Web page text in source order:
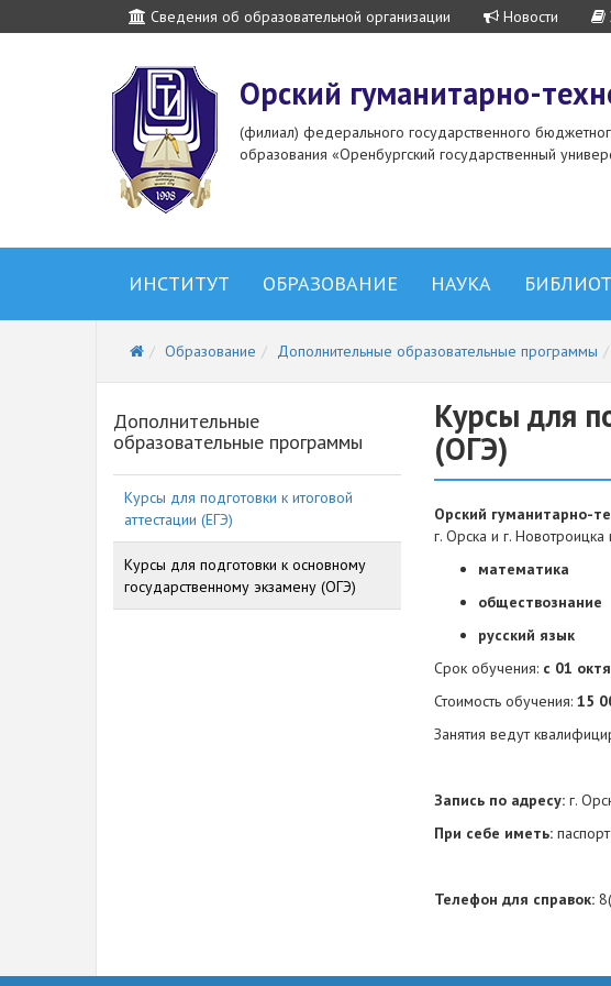
Сведения об образовательной организации Новости
Орский гуманитарно-
(филиал) федерального государственного
образования «Оренбургский государственный
ИНСТИТУТ ОБРАЗОВАНИЕ НАУКА
Образование Дополнительные образовательные программы
Дополнительные
образовательные программы
Курсы для подготовки к итоговой
аттестации (ЕГЭ)
Курсы для подготовки к основному
государственному экзамену (ОГЭ)
Курсы для
(ОГЭ)
Орский гуманитарно-
г. Орска и г.
математика
обществознание
русский язык
Срок обучения: с 01
Стоимость обучения: 15
Занятия ведут
Запись по адресу: г.
При себе иметь:
Телефон для справок: